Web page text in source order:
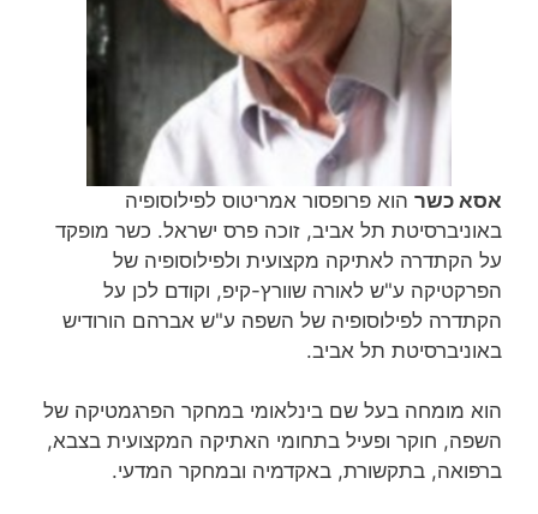
אסא כשר הוא פרופסור אמריטוס לפילוסופיה
באוניברסיטת תל אביב, זוכה פרס ישראל. כשר מופקד
על הקתדרה לאתיקה מקצועית ולפילוסופיה של
הפרקטיקה ע"ש לאורה שוורץ-קיפ, וקודם לכן על
הקתדרה לפילוסופיה של השפה ע"ש אברהם הורודיש
באוניברסיטת תל אביב.
הוא מומחה בעל שם בינלאומי במחקר הפרגמטיקה של
השפה, חוקר ופעיל בתחומי האתיקה המקצועית בצבא,
ברפואה, בתקשורת, באקדמיה ובמחקר המדעי.